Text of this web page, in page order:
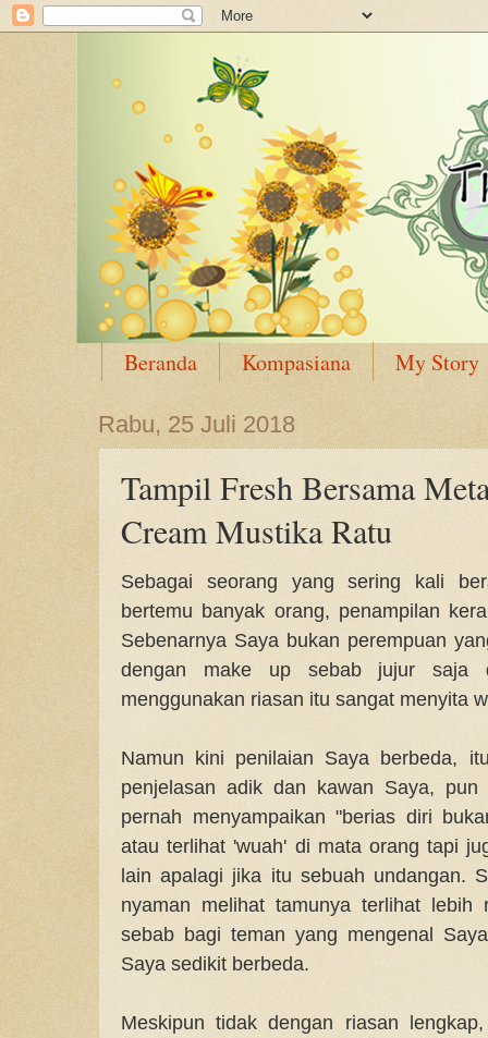
Beranda Kompasiana My Story
Rabu, 25 Juli 2018
Tampil Fresh Bersama
Cream Mustika Ratu
Sebagai seorang yang sering kali
bertemu banyak orang, penampilan
Sebenarnya Saya bukan perempuan
dengan make up sebab jujur saja
menggunakan riasan itu sangat menyita
Namun kini penilaian Saya berbeda,
penjelasan adik dan kawan Saya,
pernah menyampaikan "berias diri
atau terlihat 'wuah' di mata orang tapi
lain apalagi jika itu sebuah undangan.
nyaman melihat tamunya terlihat
sebab bagi teman yang mengenal
Saya sedikit berbeda.
Meskipun tidak dengan riasan